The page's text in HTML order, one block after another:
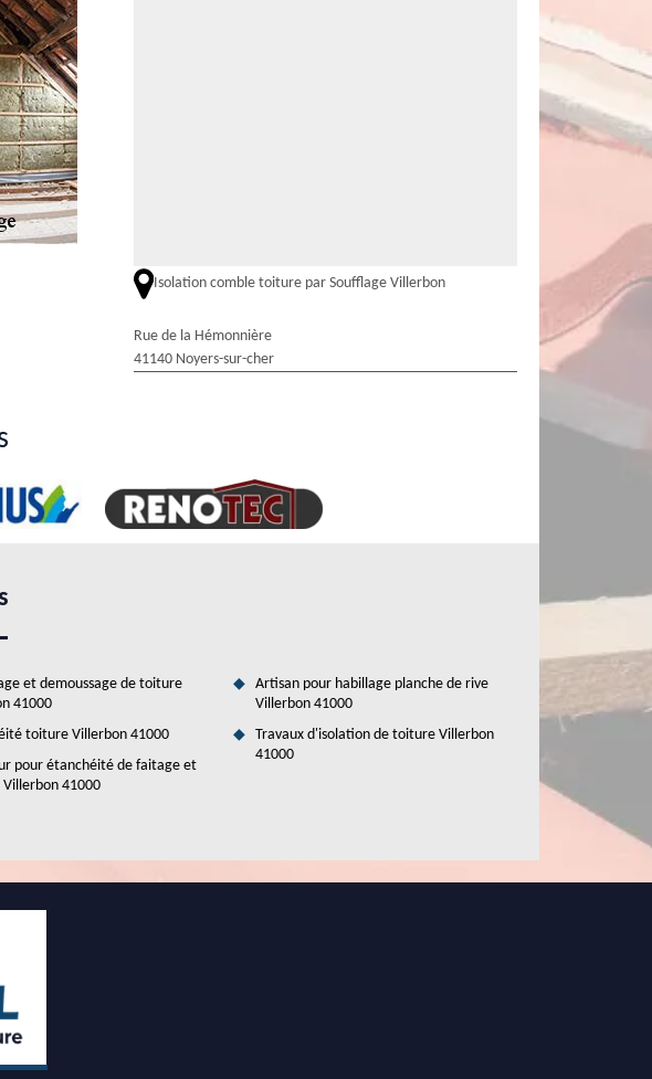
nombre de
des
dépenses
le service
qui connaît
Isolation comble toiture par Soufflage Villerbon
Rue de la Hémonnière
41140 Noyers-sur-cher
et demoussage de toiture
41000
toiture Villerbon 41000
pour étanchéité de faitage et
41000
Artisan pour habillage planche de rive
Villerbon 41000
Travaux d'isolation de toiture Villerbon
41000